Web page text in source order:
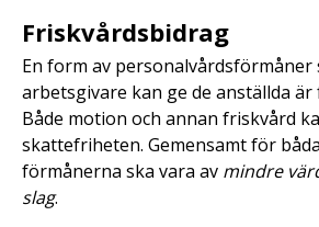
Friskvårdsbidrag
En form av personalvårdsförmåner
arbetsgivare kan ge de anställda
Både motion och annan friskvård
skattefriheten. Gemensamt för
förmånerna ska vara av mindre
slag.